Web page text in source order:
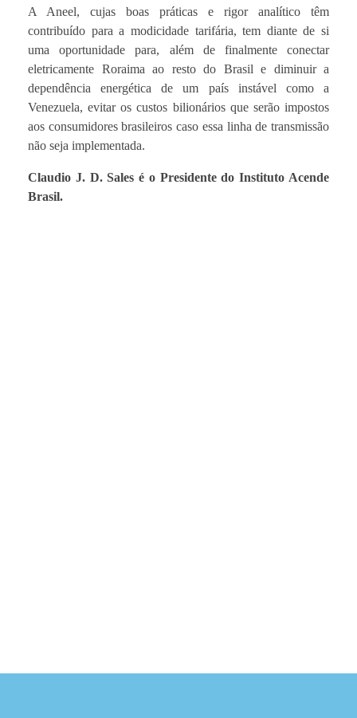
A Aneel, cujas boas práticas e rigor analítico têm
contribuído para a modicidade tarifária, tem diante de si
uma oportunidade para, além de finalmente conectar
eletricamente Roraima ao resto do Brasil e diminuir a
dependência energética de um país instável como a
Venezuela, evitar os custos bilionários que serão impostos
aos consumidores brasileiros caso essa linha de transmissão
não seja implementada.
Claudio J. D. Sales é o Presidente do Instituto Acende
Brasil.